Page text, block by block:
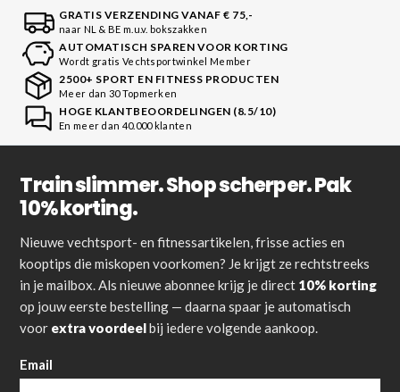
GRATIS VERZENDING VANAF € 75,-
naar NL & BE m.u.v. bokszakken
AUTOMATISCH SPAREN VOOR KORTING
Wordt gratis Vechtsportwinkel Member
2500+ SPORT EN FITNESS PRODUCTEN
Meer dan 30 Topmerken
HOGE KLANTBEOORDELINGEN (8.5/10)
En meer dan 40.000 klanten
Train slimmer. Shop scherper. Pak
10% korting.
Nieuwe vechtsport- en fitnessartikelen, frisse acties en
kooptips die miskopen voorkomen? Je krijgt ze rechtstreeks
in je mailbox. Als nieuwe abonnee krijg je direct 10% korting
op jouw eerste bestelling — daarna spaar je automatisch
voor extra voordeelbij iedere volgende aankoop.
Email